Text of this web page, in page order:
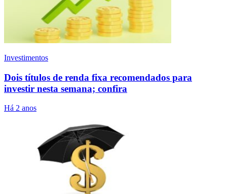
Investimentos
Dois títulos de renda fixa recomendados para
investir nesta semana; confira
Há 2 anos